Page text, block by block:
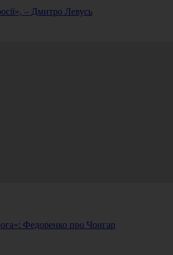
– Дмитро Левусь
Федоренко про Чонгар